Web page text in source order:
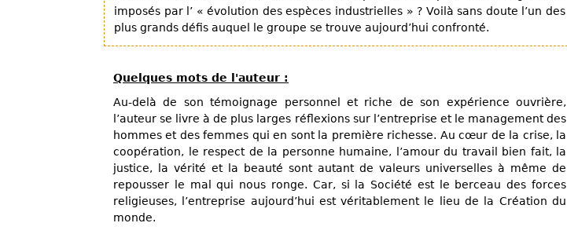
imposés par l’ « évolution des espèces industrielles » ? Voilà sans doute l’un des
plus grands défis auquel le groupe se trouve aujourd’hui confronté.
Quelques mots de l'auteur :
Au-delà de son témoignage personnel et riche de son expérience ouvrière,
l’auteur se livre à de plus larges réflexions sur l’entreprise et le management des
hommes et des femmes qui en sont la première richesse. Au cœur de la crise, la
coopération, le respect de la personne humaine, l’amour du travail bien fait, la
justice, la vérité et la beauté sont autant de valeurs universelles à même de
repousser le mal qui nous ronge. Car, si la Société est le berceau des forces
religieuses, l’entreprise aujourd’hui est véritablement le lieu de la Création du
monde.